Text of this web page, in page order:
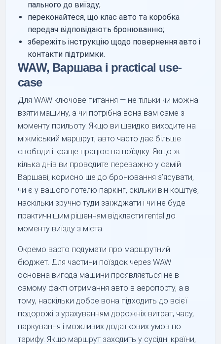
пального до виїзду;
переконайтеся, що клас авто та коробка
передач відповідають бронюванню;
збережіть інструкцію щодо повернення авто і
контакти підтримки.
WAW, Варшава і practical use-
case
Для WAW ключове питання — не тільки чи можна
взяти машину, а чи потрібна вона вам саме з
моменту прильоту. Якщо ви швидко виходите на
міжміський маршрут, авто часто дає більше
свободи і краще працює на поїздку. Якщо ж
кілька днів ви проводите переважно у самій
Варшаві, корисно ще до бронювання з’ясувати,
чи є у вашого готелю паркінг, скільки він коштує,
наскільки зручно туди заїжджати і чи не буде
практичнішим рішенням відкласти rental до
моменту виїзду з міста.
Окремо варто подумати про маршрутний
бюджет. Для частини поїздок через WAW
основна вигода машини проявляється не в
самому факті отримання авто в аеропорту, а в
тому, наскільки добре вона підходить до всієї
подорожі з урахуванням дорожніх витрат, часу,
паркування і можливих додаткових умов по
тарифу. Якщо маршрут заходить у сусідні країни,